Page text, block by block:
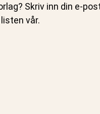
Skriv inn din e-
vår.